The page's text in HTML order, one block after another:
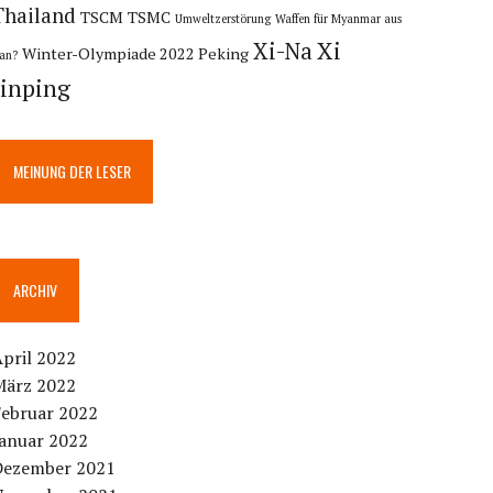
TSCM TSMC Umweltzerstörung Waffen für Myanmar aus
Winter-Olympiade 2022 Peking Xi-NaXi
MEINUNG DER LESER
ARCHIV
2022
2022
2022
2022
2021